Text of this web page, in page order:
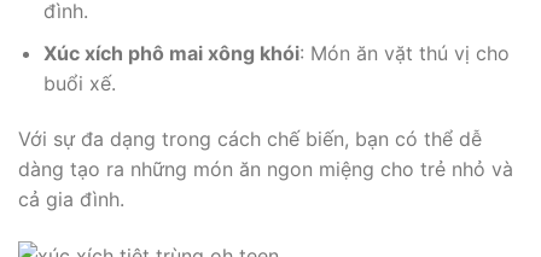
đình.
Xúc xích phô mai xông khói: Món ăn vặt thú vị cho
buổi xế.
Với sự đa dạng trong cách chế biến, bạn có thể dễ
dàng tạo ra những món ăn ngon miệng cho trẻ nhỏ và
cả gia đình.